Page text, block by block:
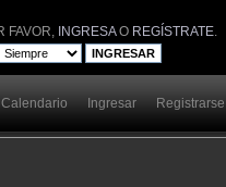
FAVOR, INGRESAO REGÍSTRATE
Calendario Ingresar Registrarse